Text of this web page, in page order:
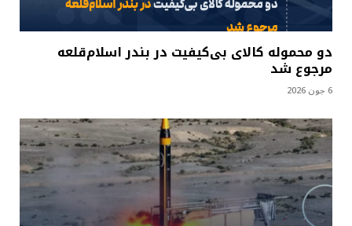
دو محموله کالای بی‌کیفیت در بندر اسلام‌قلعه
مرجوع شد
6 جون 2026